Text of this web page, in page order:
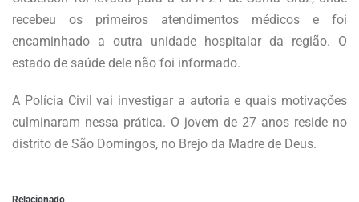
recebeu os primeiros atendimentos médicos e foi
encaminhado a outra unidade hospitalar da região. O
estado de saúde dele não foi informado.
A Polícia Civil vai investigar a autoria e quais motivações
culminaram nessa prática. O jovem de 27 anos reside no
distrito de São Domingos, no Brejo da Madre de Deus.
Relacionado